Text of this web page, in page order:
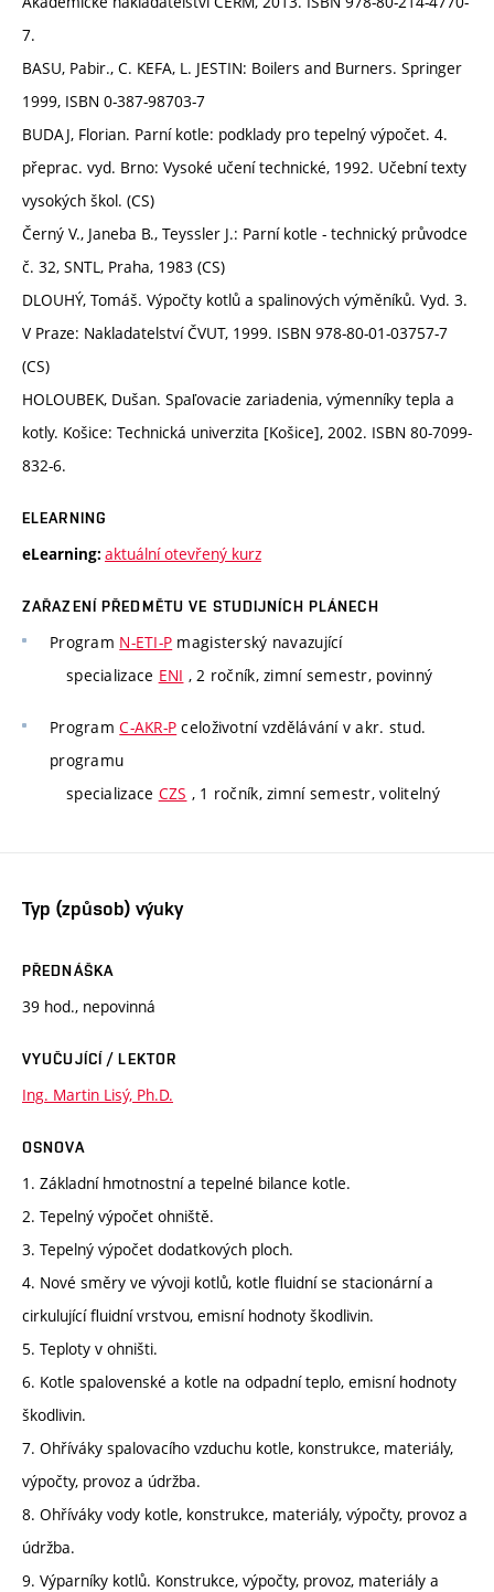
7.
BASU, Pabir., C. KEFA, L. JESTIN: Boilers and Burners. Springer
1999, ISBN 0-387-98703-7
BUDAJ, Florian. Parní kotle: podklady pro tepelný výpočet. 4.
přeprac. vyd. Brno: Vysoké učení technické, 1992. Učební texty
vysokých škol. (CS)
Černý V., Janeba B., Teyssler J.: Parní kotle - technický průvodce
č. 32, SNTL, Praha, 1983 (CS)
DLOUHÝ, Tomáš. Výpočty kotlů a spalinových výměníků. Vyd. 3.
V Praze: Nakladatelství ČVUT, 1999. ISBN 978-80-01-03757-7
(CS)
HOLOUBEK, Dušan. Spaľovacie zariadenia, výmenníky tepla a
kotly. Košice: Technická univerzita [Košice], 2002. ISBN 80-7099-
832-6.
ELEARNING
eLearning: aktuální otevřený kurz
ZAŘAZENÍ PŘEDMĚTU VE STUDIJNÍCH PLÁNECH
Program N-ETI-P magisterský navazující
specializace ENI , 2 ročník, zimní semestr, povinný
ProgramC-AKR-P celoživotní vzdělávání v akr. stud.
programu
specializace CZS , 1 ročník, zimní semestr, volitelný
Typ (způsob) výuky
PŘEDNÁŠKA
39 hod., nepovinná
VYUČUJÍCÍ / LEKTOR
Ing. Martin Lisý, Ph.D.
OSNOVA
1. Základní hmotnostní a tepelné bilance kotle.
2. Tepelný výpočet ohniště.
3. Tepelný výpočet dodatkových ploch.
4. Nové směry ve vývoji kotlů, kotle fluidní se stacionární a
cirkulující fluidní vrstvou, emisní hodnoty škodlivin.
5. Teploty v ohništi.
6. Kotle spalovenské a kotle na odpadní teplo, emisní hodnoty
škodlivin.
7. Ohříváky spalovacího vzduchu kotle, konstrukce, materiály,
výpočty, provoz a údržba.
8. Ohříváky vody kotle, konstrukce, materiály, výpočty, provoz a
údržba.
9. Výparníky kotlů. Konstrukce, výpočty, provoz, materiály a